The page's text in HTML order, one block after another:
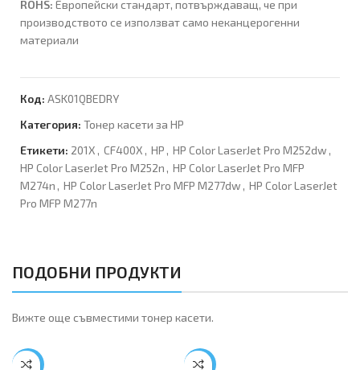
ROHS: Европейски стандарт, потвърждаващ, че при
производството се използват само неканцерогенни
материали
Код: ASK01QBEDRY
Категория: Тонер касети за HP
Етикети: 201X , CF400X , HP , HP Color LaserJet Pro M252dw ,
HP Color LaserJet Pro M252n , HP Color LaserJet Pro MFP
M274n , HP Color LaserJet Pro MFP M277dw , HP Color LaserJet
Pro MFP M277n
ПОДОБНИ ПРОДУКТИ
Вижте още съвместими тонер касети.
-17% -17%